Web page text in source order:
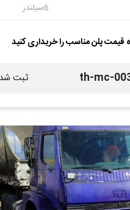
6سیلندر
قیمت پلن مناسب را خریداری کنید
th-mc- ثبت